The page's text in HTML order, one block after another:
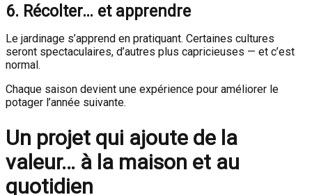
6. Récolter… et apprendre
Le jardinage s’apprend en pratiquant. Certaines cultures
seront spectaculaires, d’autres plus capricieuses — et c’est
normal.
Chaque saison devient une expérience pour améliorer le
potager l’année suivante.
Un projet qui ajoute de la
valeur… à la maison et au
quotidien